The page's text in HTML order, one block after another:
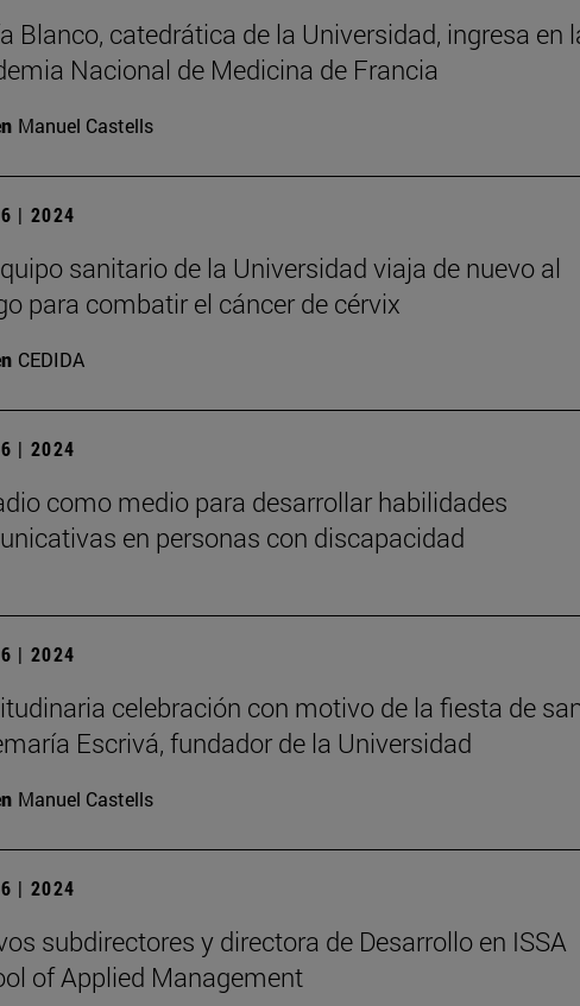
Blanco, catedrática de la Universidad, ingresa en
Nacional de Medicina de Francia
Manuel Castells
| 2024
sanitario de la Universidad viaja de nuevo al
para combatir el cáncer de cérvix
CEDIDA
| 2024
como medio para desarrollar habilidades
en personas con discapacidad
| 2024
celebración con motivo de la fiesta de
Escrivá, fundador de la Universidad
Manuel Castells
| 2024
subdirectores y directora de Desarrollo en ISSA
of Applied Management